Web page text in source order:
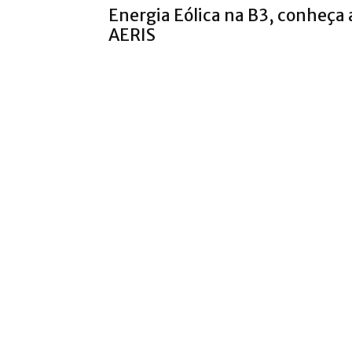
Energia Eólica na B3, conheça
AERIS